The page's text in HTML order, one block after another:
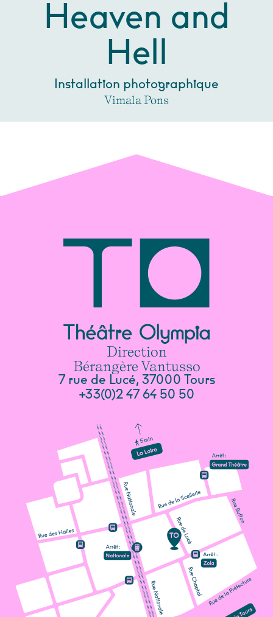
Heaven and
Hell
Installation photographique
Vimala Pons
Direction
Bérangère Vantusso
7 rue de Lucé, 37000 Tours
+33(0)2 47 64 50 50